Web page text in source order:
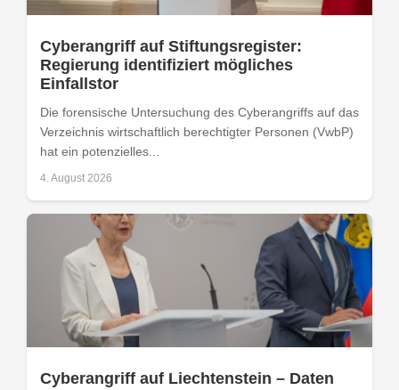
Cyberangriff auf Stiftungsregister:
Regierung identifiziert mögliches
Einfallstor
Die forensische Untersuchung des Cyberangriffs auf das
Verzeichnis wirtschaftlich berechtigter Personen (VwbP)
hat ein potenzielles...
4. August 2026
Cyberangriff auf Liechtenstein – Daten